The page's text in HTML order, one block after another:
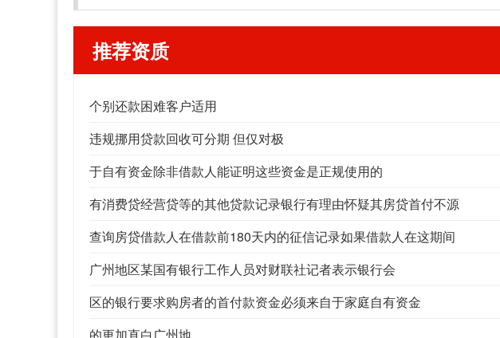
推荐资质
个别还款困难客户适用
违规挪用贷款回收可分期 但仅对极
于自有资金除非借款人能证明这些资金是正规使用的
有消费贷经营贷等的其他贷款记录银行有理由怀疑其房贷首付不源
查询房贷借款人在借款前180天内的征信记录如果借款人在这期间
广州地区某国有银行工作人员对财联社记者表示银行会
区的银行要求购房者的首付款资金必须来自于家庭自有资金